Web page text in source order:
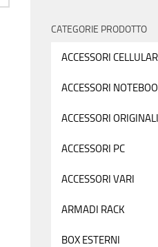
CATEGORIE PRODOTTO
ACCESSORI
ACCESSORI
ACCESSORI ORIGINALI
ACCESSORI PC
ACCESSORI VARI
ARMADI RACK
BOX ESTERNI